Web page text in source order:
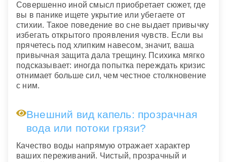
Совершенно иной смысл приобретает сюжет, где
вы в панике ищете укрытие или убегаете от
стихии. Такое поведение во сне выдает привычку
избегать открытого проявления чувств. Если вы
прячетесь под хлипким навесом, значит, ваша
привычная защита дала трещину. Психика мягко
подсказывает: иногда попытка переждать кризис
отнимает больше сил, чем честное столкновение
с ним.
Внешний вид капель: прозрачная
вода или потоки грязи?
Качество воды напрямую отражает характер
ваших переживаний. Чистый, прозрачный и